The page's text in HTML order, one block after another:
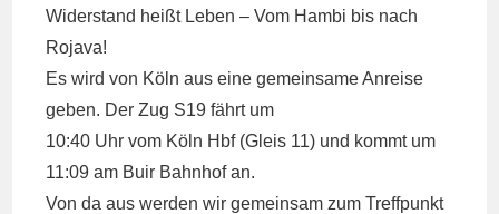
Widerstand heißt Leben – Vom Hambi bis nach
Rojava!
Es wird von Köln aus eine gemeinsame Anreise
geben. Der Zug S19 fährt um
10:40 Uhr vom Köln Hbf (Gleis 11) und kommt um
11:09 am Buir Bahnhof an.
Von da aus werden wir gemeinsam zum Treffpunkt